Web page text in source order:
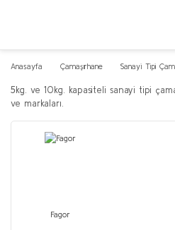
Anasayfa Çamaşırhane Sanayi Tipi
5kg. ve 10kg. kapasiteli sanayi tipi
ve markaları.
Fagor